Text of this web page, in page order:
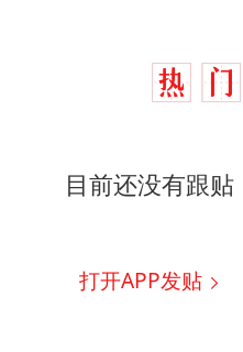
目前还没有跟
打开APP发贴